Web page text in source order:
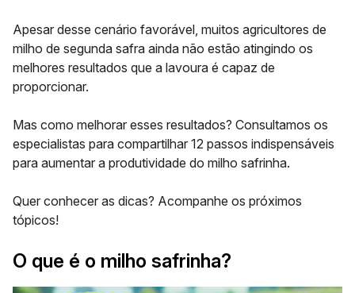
Apesar desse cenário favorável, muitos agricultores de
milho de segunda safra ainda não estão atingindo os
melhores resultados que a lavoura é capaz de
proporcionar.
Mas como melhorar esses resultados? Consultamos os
especialistas para compartilhar 12 passos indispensáveis
para aumentar a produtividade do milho safrinha.
Quer conhecer as dicas? Acompanhe os próximos
tópicos!
O que é o milho safrinha?